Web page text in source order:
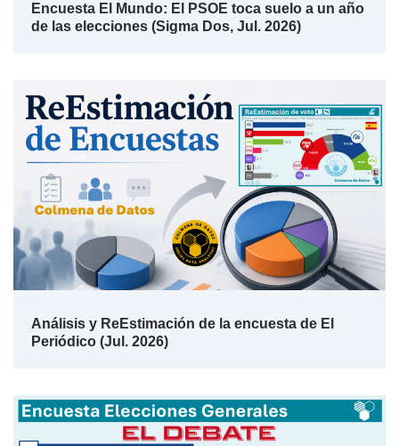
Encuesta El Mundo: El PSOE toca suelo a un año
de las elecciones (Sigma Dos, Jul. 2026)
Análisis y ReEstimación de la encuesta de El
Periódico (Jul. 2026)